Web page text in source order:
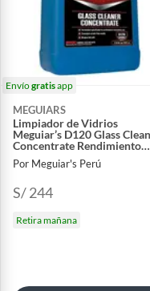
Envíogratisapp
MEGUIARS
Limpiador de Vidrios
Meguiar’s D120 Glass
Concentrate Rendimiento
Profesional
Por Meguiar's Perú
S/ 244
Retira mañana